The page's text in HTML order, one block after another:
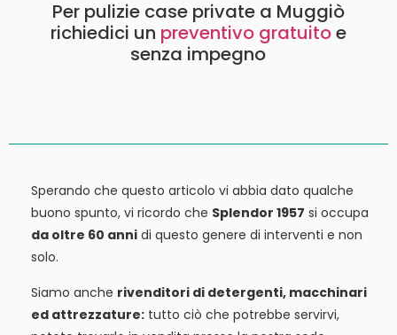
Per pulizie case private a Muggiò
richiedici un preventivo gratuitoe
senza impegno
Sperando che questo articolo vi abbia dato qualche
buono spunto, vi ricordo che Splendor 1957 si occupa
da oltre 60 anni di questo genere di interventi e non
solo.
Siamo anche rivenditori di detergenti, macchinari
ed attrezzature: tutto ciò che potrebbe servirvi,